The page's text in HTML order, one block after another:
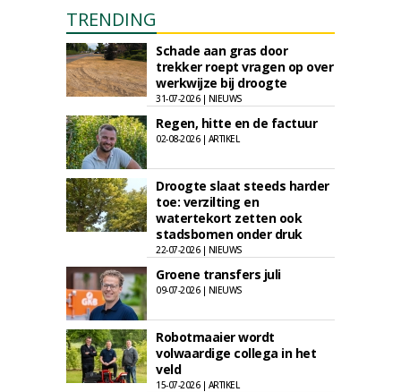
TRENDING
Schade aan gras door
trekker roept vragen op over
werkwijze bij droogte
31-07-2026 | NIEUWS
Regen, hitte en de factuur
02-08-2026 | ARTIKEL
Droogte slaat steeds harder
toe: verzilting en
watertekort zetten ook
stadsbomen onder druk
22-07-2026 | NIEUWS
Groene transfers juli
09-07-2026 | NIEUWS
Robotmaaier wordt
volwaardige collega in het
veld
15-07-2026 | ARTIKEL